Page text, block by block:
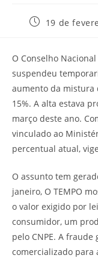
19 de
O Conselho
suspendeu
aumento da mistura
15%. A alta estava
março deste ano.
vinculado ao
percentual atual,
O assunto tem
janeiro, O TEMPO
o valor exigido por
consumidor, um
pelo CNPE. A
comercializado para